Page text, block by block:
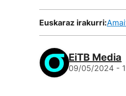
Euskaraz irakurri:
EiTB Media
09/05/2024 -